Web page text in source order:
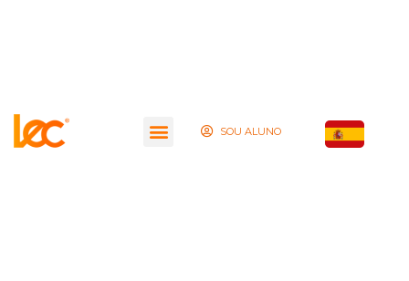
SOU ALUNO